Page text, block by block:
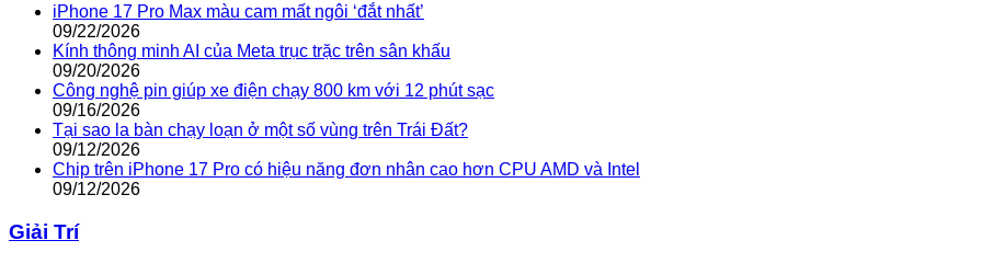
iPhone 17 Pro Max màu cam mất ngôi ‘đắt nhất’
09/22/2026
Kính thông minh AI của Meta trục trặc trên sân khấu
09/20/2026
Công nghệ pin giúp xe điện chạy 800 km với 12 phút sạc
09/16/2026
Tại sao la bàn chạy loạn ở một số vùng trên Trái Đất?
09/12/2026
Chip trên iPhone 17 Pro có hiệu năng đơn nhân cao hơn CPU AMD và Intel
09/12/2026
Giải Trí